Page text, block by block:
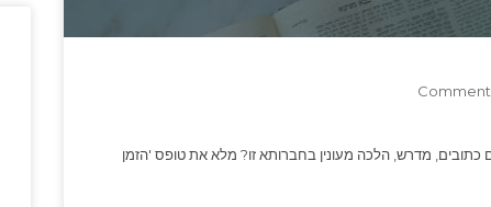
כתובים, מדרש, הלכה מעונין בחברותא זו? מלא את טופס 'הזמן